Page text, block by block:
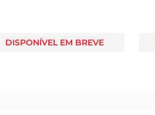
DISPONÍVEL EM BREVE